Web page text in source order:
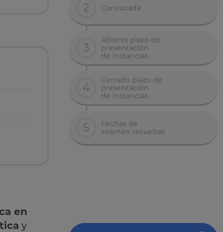
en
y
2 Convocada
3
Abierto plazo de
presentación
de instancias
4
Cerrado plazo de
presentación
de instancias
5
Fechas de
examen resueltas